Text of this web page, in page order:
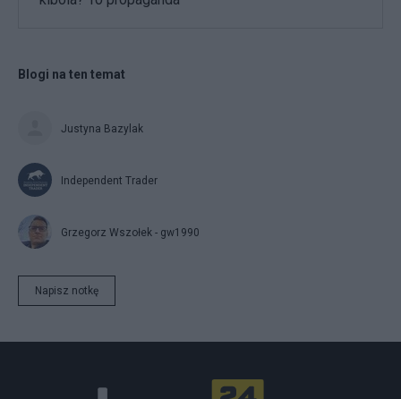
Blogi na ten temat
Justyna Bazylak
Independent Trader
Grzegorz Wszołek - gw1990
Napisz notkę